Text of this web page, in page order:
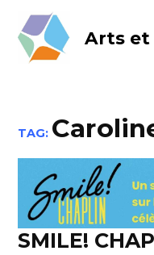
content
Arts
TAG:
SMILE!